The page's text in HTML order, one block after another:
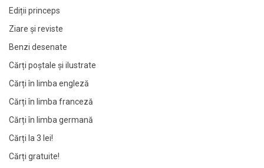
Ediții princeps
Ziare şi reviste
Benzi desenate
Cărți poștale și ilustrate
Cărți în limba engleză
Cărți în limba franceză
Cărți în limba germană
Cărți la 3 lei!
Cărți gratuite!